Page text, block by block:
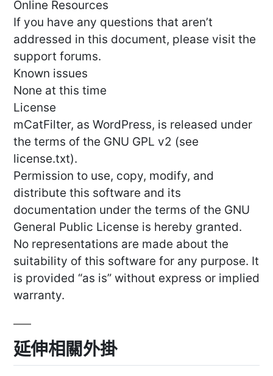
Online Resources
If you have any questions that aren’t
addressed in this document, please visit the
support forums.
Known issues
None at this time
License
mCatFilter, as WordPress, is released under
the terms of the GNU GPL v2 (see
license.txt).
Permission to use, copy, modify, and
distribute this software and its
documentation under the terms of the GNU
General Public License is hereby granted.
No representations are made about the
suitability of this software for any purpose. It
is provided “as is” without express or implied
warranty.
延伸相關外掛